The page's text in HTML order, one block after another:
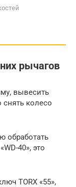
рычагов
вывесить
снять колесо
обработать
40», это
TORX «55»,